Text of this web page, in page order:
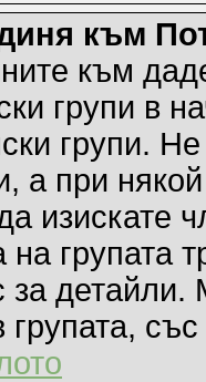
към
към
групи в
групи.
а при
изискате
на групата
за